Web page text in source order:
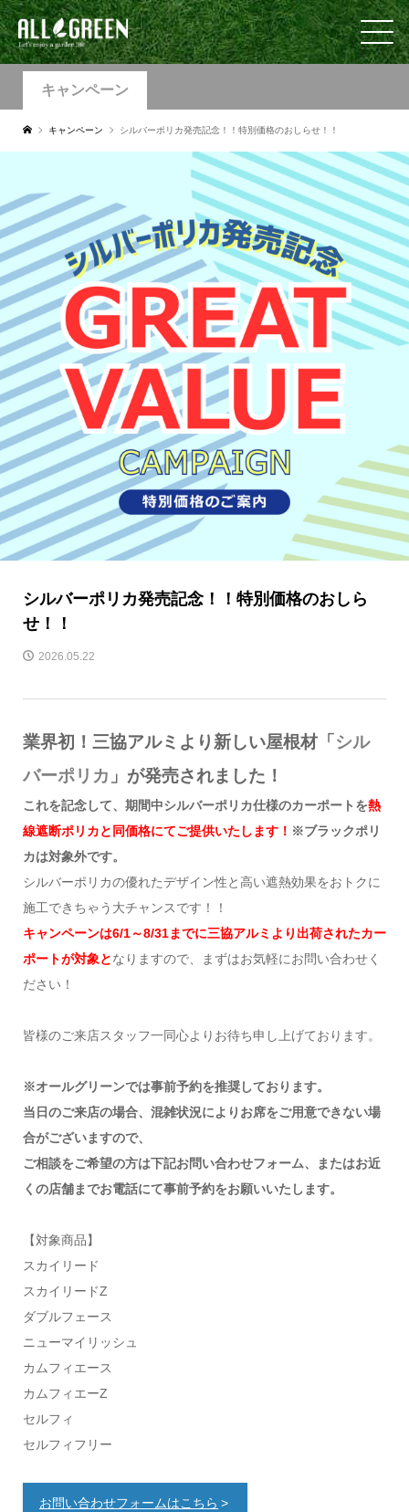
キャンペーン
キャンペーン シルバーポリカ発売記念！！特別価格のおしらせ！！
シルバーポリカ発売記念！！特別価格のおしら
せ！！
2026.05.22
業界初！三協アルミより新しい屋根材「 シル
バーポリカ 」が発売されました！
これを記念して、期間中シルバーポリカ仕様のカーポートを熱
線遮断ポリカと同価格にてご提供いたします！ ※ブラックポリ
カは対象外です。
シルバーポリカの優れたデザイン性と高い遮熱効果をおトクに
施工できちゃう大チャンスです！！
キャンペーンは6/1～8/31までに三協アルミより出荷されたカー
ポートが対象となりますので、まずはお気軽にお問い合わせく
ださい！
皆様のご来店スタッフ一同心よりお待ち申し上げております。
※オールグリーンでは事前予約を推奨しております。
当日のご来店の場合、混雑状況によりお席をご用意できない場
合がございますので、
ご相談をご希望の方は下記お問い合わせフォーム、またはお近
くの店舗までお電話にて事前予約をお願いいたします。
【対象商品】
スカイリード
スカイリードZ
ダブルフェース
ニューマイリッシュ
カムフィエース
カムフィエーZ
セルフィ
セルフィフリー
お問い合わせフォームはこちら